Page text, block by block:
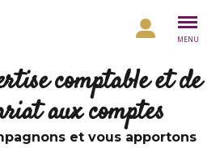
MENU
comptable et de
aux comptes
et vous apportons